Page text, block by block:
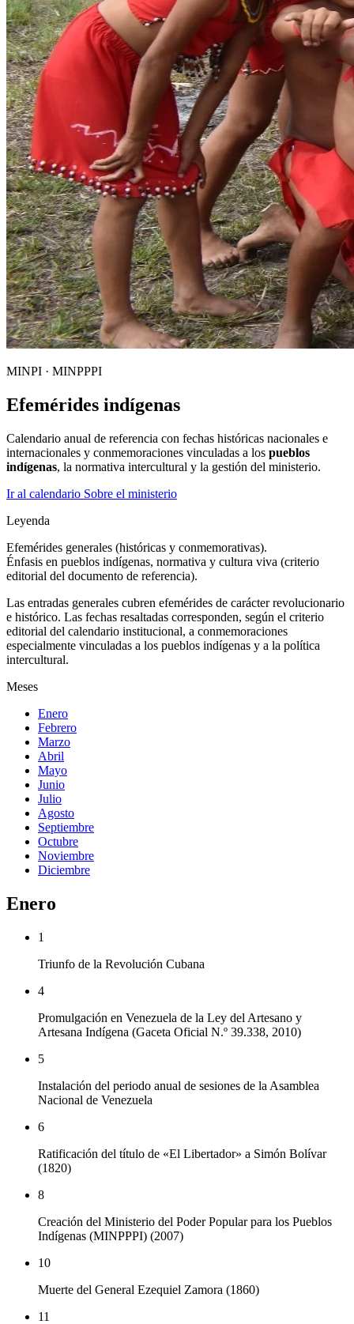
MINPI · MINPPPI
Efemérides indígenas
Calendario anual de referencia con fechas históricas nacionales e
internacionales y conmemoraciones vinculadas a los pueblos
indígenas, la normativa intercultural y la gestión del ministerio.
Ir al calendario Sobre el ministerio
Leyenda
Efemérides generales (históricas y conmemorativas).
Énfasis en pueblos indígenas, normativa y cultura viva (criterio
editorial del documento de referencia).
Las entradas generales cubren efemérides de carácter revolucionario
e histórico. Las fechas resaltadas corresponden, según el criterio
editorial del calendario institucional, a conmemoraciones
especialmente vinculadas a los pueblos indígenas y a la política
intercultural.
Meses
Enero
Febrero
Marzo
Abril
Mayo
Junio
Julio
Agosto
Septiembre
Octubre
Noviembre
Diciembre
Enero
1
Triunfo de la Revolución Cubana
4
Promulgación en Venezuela de la Ley del Artesano y
Artesana Indígena (Gaceta Oficial N.º 39.338, 2010)
5
Instalación del periodo anual de sesiones de la Asamblea
Nacional de Venezuela
6
Ratificación del título de «El Libertador» a Simón Bolívar
(1820)
8
Creación del Ministerio del Poder Popular para los Pueblos
Indígenas (MINPPPI) (2007)
10
Muerte del General Ezequiel Zamora (1860)
11